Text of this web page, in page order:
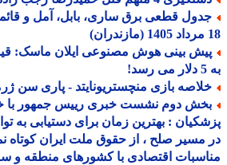
قطعی برق ساری، بابل، آمل و قائمشهر
بازی منچستریونایتد - پاری سن ژرمن
دوم نشست خبری رییس جمهور با
: بهترین زمان برای دستیابی به
مسیر صلح ، از حقوق ملت ایران کوتاه نمی
اقتصادی با کشورهای منطقه و